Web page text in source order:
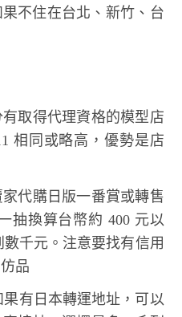
不住在台北、新竹、台
有取得代理資格的模型店
相同或略高，優勢是店
家代購日版一番賞或轉售
抽換算台幣約 400 元以
千元。注意要找有信用
品
果有日本轉運地址，可以